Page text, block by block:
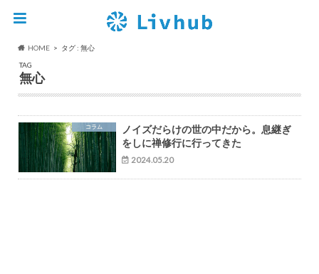
HOME
タグ : 無心
TAG
無心
コラム
ノイズだらけの世の中だから。息継ぎ
をしに禅修行に行ってきた
2024.05.20